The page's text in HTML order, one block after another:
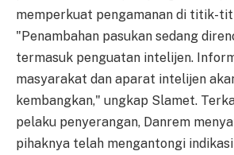
memperkuat pengamanan di titik-
"Penambahan pasukan sedang
termasuk penguatan intelijen.
masyarakat dan aparat intelijen
kembangkan," ungkap Slamet.
pelaku penyerangan, Danrem
pihaknya telah mengantongi